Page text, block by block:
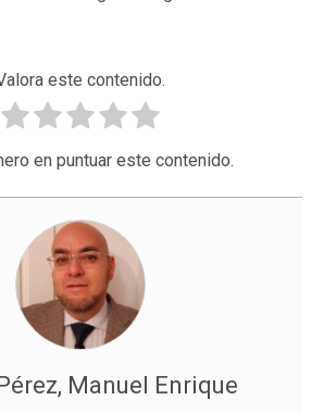
este contenido.
en puntuar este contenido.
Manuel Enrique